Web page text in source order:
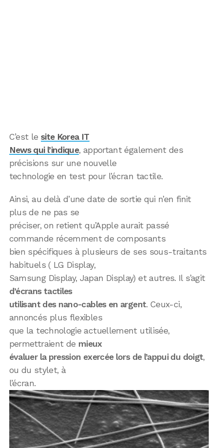
C’est le site Korea IT
News qui l’indique, apportant également des
précisions sur une nouvelle
technologie en test pour l’écran tactile.
Ainsi, au delà d’une date de sortie qui n’en finit
plus de ne pas se
préciser, on retient qu’Apple aurait passé
commande récemment de composants
bien spécifiques à plusieurs de ses sous-traitants
habituels ( LG Display,
Samsung Display, Japan Display) et autres. Il s’agit
d’écrans tactiles
utilisant des nano-cables en argent. Ceux-ci,
annoncés plus flexibles
que la technologie actuellement utilisée,
permettraient de mieux
évaluer la pression exercée lors de l’appui du doigt,
ou du stylet, à
l’écran.